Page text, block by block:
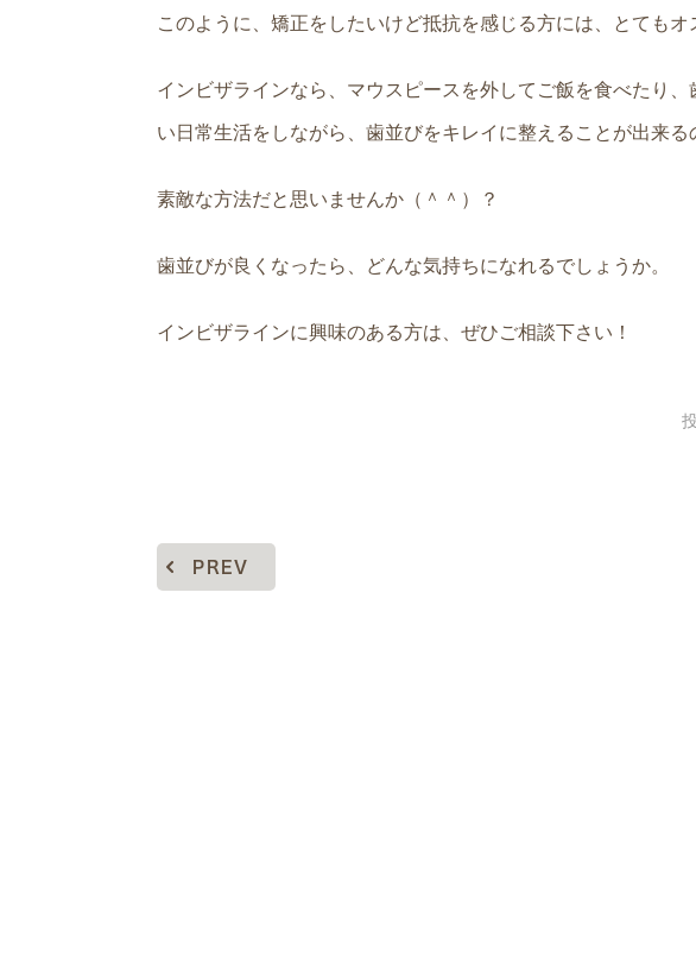
このように、矯正をしたいけど抵抗を感じる方には、とてもオ
インビザラインなら、マウスピースを外してご飯を食べたり
い日常生活をしながら、歯並びをキレイに整えることが出来る
素敵な方法だと思いませんか（＾＾）？
歯並びが良くなったら、どんな気持ちになれるでしょうか。
インビザラインに興味のある方は、ぜひご相談下さい！
PREV